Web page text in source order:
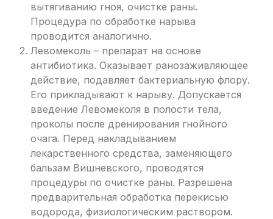
вытягиванию гноя, очистке раны.
Процедура по обработке нарыва
проводится аналогично.
Левомеколь – препарат на основе
антибиотика. Оказывает ранозаживляющее
действие, подавляет бактериальную флору.
Его прикладывают к нарыву. Допускается
введение Левомеколя в полости тела,
проколы после дренирования гнойного
очага. Перед накладыванием
лекарственного средства, заменяющего
бальзам Вишневского, проводятся
процедуры по очистке раны. Разрешена
предварительная обработка перекисью
водорода, физиологическим раствором.